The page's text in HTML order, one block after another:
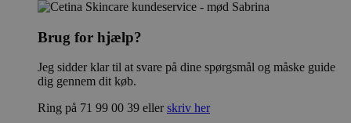
Brug for hjælp?
Jeg sidder klar til at svare på dine spørgsmål og måske guide
dig gennem dit køb.
Ring på 71 99 00 39 ellerskriv her